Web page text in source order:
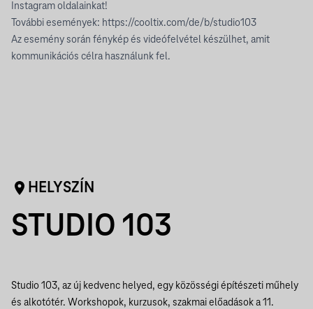
Instagram oldalainkat!
További események: https://cooltix.com/de/b/studio103
Az esemény során fénykép és videófelvétel készülhet, amit
kommunikációs célra használunk fel.
HELYSZÍN
STUDIO 103
Studio 103, az új kedvenc helyed, egy közösségi építészeti műhely
és alkotótér. Workshopok, kurzusok, szakmai előadások a 11.